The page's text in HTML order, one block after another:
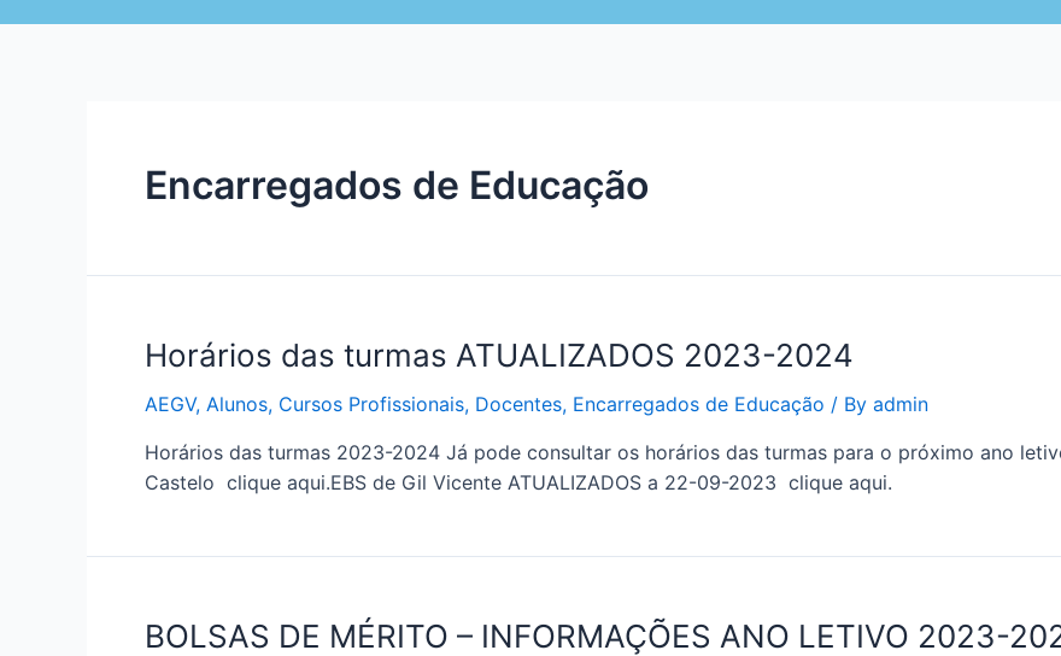
Encarregados de Educação
Horários das turmas ATUALIZADOS 2023-2024
AEGV, Alunos, Cursos Profissionais, Docentes, Encarregados de Educação / By admin
Horários das turmas 2023-2024 Já pode consultar os horários das turmas para o próximo ano
Castelo clique aqui.EBS de Gil Vicente ATUALIZADOS a 22-09-2023 clique aqui.
BOLSAS DE MÉRITO – INFORMAÇÕES ANO LETIVO 2023-